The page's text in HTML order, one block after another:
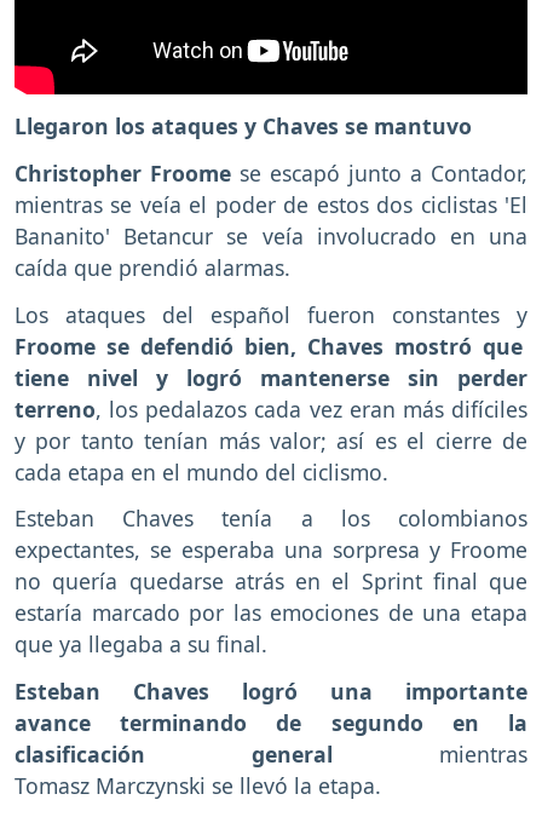
Llegaron los ataques y Chaves se mantuvo
Christopher Froome se escapó junto a Contador,
mientras se veía el poder de estos dos ciclistas 'El
Bananito' Betancur se veía involucrado en una
caída que prendió alarmas.
Los ataques del español fueron constantes y
Froome se defendió bien, Chaves mostró que
tiene nivel y logró mantenerse sin perder
terreno, los pedalazos cada vez eran más difíciles
y por tanto tenían más valor; así es el cierre de
cada etapa en el mundo del ciclismo.
Esteban Chaves tenía a los colombianos
expectantes, se esperaba una sorpresa y Froome
no quería quedarse atrás en el Sprint final que
estaría marcado por las emociones de una etapa
que ya llegaba a su final.
Esteban Chaves logró una importante
avance terminando de segundo en la
clasificación general mientras
Tomasz Marczynski se llevó la etapa.